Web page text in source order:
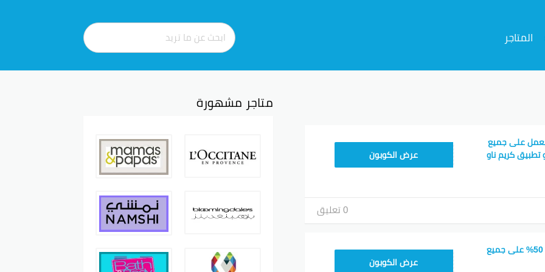
المتاجر
على جميع
كريم ناو
عرض الكوبون
0 تعليق
كود خصم كريم خصم 50% على جميع
عرض الكوبون
متاجر مشهورة